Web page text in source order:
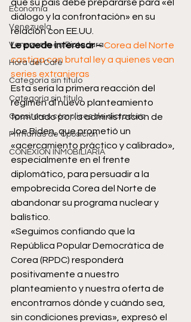
Economía
Venezuela
Venezuela en Dictadura
Hora del Café
Categoría sin título
Categoría sin título
Opositores cómplices de dictadura
Primarias de Oposición
CONEXIÓN INMOBILIARIA
que su país debe prepararse para «el
diálogo y la confrontación» en su
relación con EE.UU.
Le puede interesar –Corea del Norte
castiga con brutal ley a quienes vean
series extranjeras
Esta sería la primera reacción del
régimen al nuevo planteamiento
formulado por la administración de
Joe Biden, que prometió un
«acercamiento práctico y calibrado»,
especialmente en el frente
diplomático, para persuadir a la
empobrecida Corea del Norte de
abandonar su programa nuclear y
balístico.
«Seguimos confiando que la
República Popular Democrática de
Corea (RPDC) responderá
positivamente a nuestro
planteamiento y nuestra oferta de
encontrarnos dónde y cuándo sea,
sin condiciones previas», expresó el